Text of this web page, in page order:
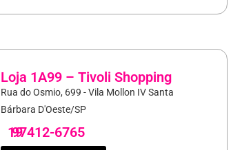
Loja 1A99 – Tivoli Shopping
Rua do Osmio, 699 - Vila Mollon IV Santa
Bárbara D'Oeste/SP
19
97412-6765